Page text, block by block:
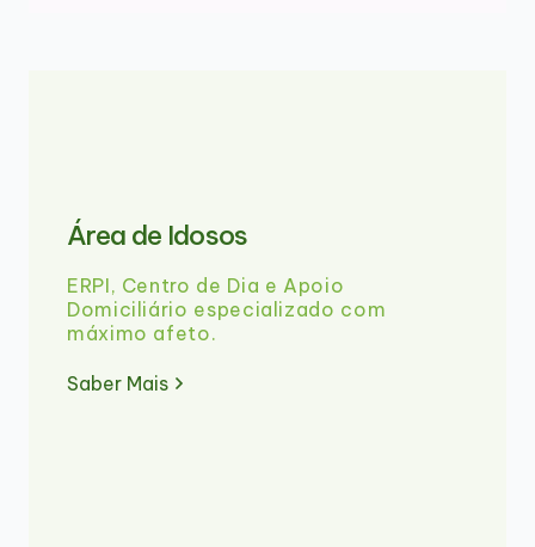
Área de Idosos
ERPI, Centro de Dia e Apoio
Domiciliário especializado com
máximo afeto.
Saber Mais